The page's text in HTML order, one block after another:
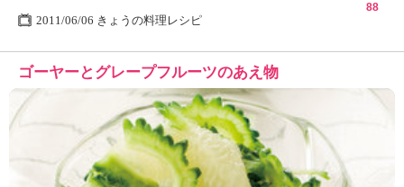
2011/06/06 きょうの料理レシピ
88
ゴーヤーとグレープフルーツのあえ物